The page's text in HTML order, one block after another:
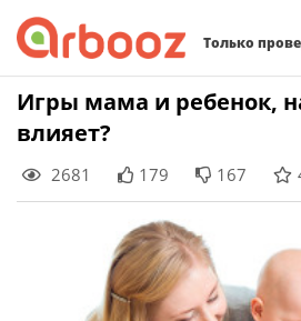
Только
Skip
Игры мама и ребенок,
влияет?
2681 179 167
Найти: